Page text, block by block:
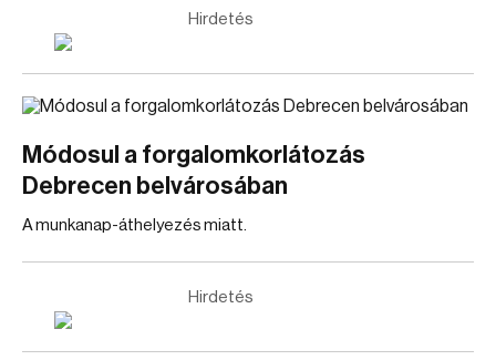
Hirdetés
Módosul a forgalomkorlátozás
Debrecen belvárosában
A munkanap-áthelyezés miatt.
Hirdetés